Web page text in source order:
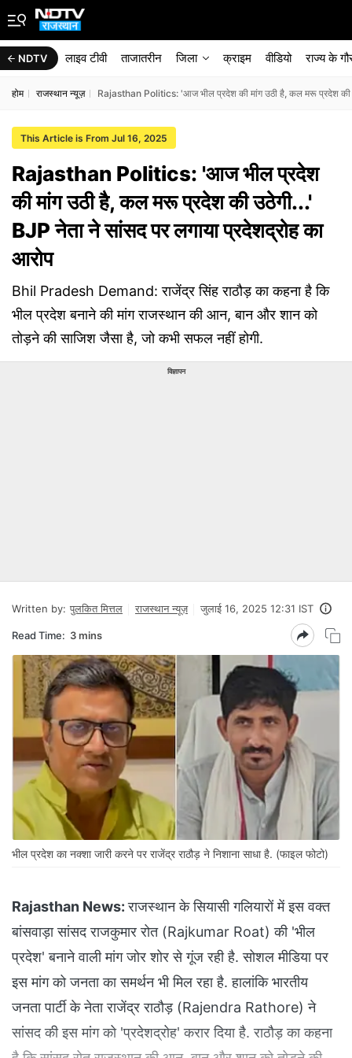
NDTV लाइव टीवी ताजातरीन जिला क्राइम वीडियो राज्‍य के
होम राजस्थान न्यूज़ Rajasthan Politics: 'आज भील प्रदेश की मांग उठी है, कल मरू प्रदेश की
This Article is From Jul 16, 2025
Rajasthan Politics: 'आज भील प्रदेश
की मांग उठी है, कल मरू प्रदेश की उठेगी...'
BJP नेता ने सांसद पर लगाया प्रदेशद्रोह का
आरोप
Bhil Pradesh Demand: राजेंद्र सिंह राठौड़ का कहना है कि
भील प्रदेश बनाने की मांग राजस्थान की आन, बान और शान को
तोड़ने की साजिश जैसा है, जो कभी सफल नहीं होगी.
विज्ञापन
Written by: पुलकित मित्तल राजस्थान न्यूज़ जुलाई 16, 2025 12:31 IST
Read Time: 3 mins
भील प्रदेश का नक्शा जारी करने पर राजेंद्र राठौड़ ने निशाना साधा है. (फाइल फोटो)
Rajasthan News:राजस्थान के सियासी गलियारों में इस वक्त
बांसवाड़ा सांसद राजकुमार रोत (Rajkumar Roat) की 'भील
प्रदेश' बनाने वाली मांग जोर शोर से गूंज रही है. सोशल मीडिया पर
इस मांग को जनता का समर्थन भी मिल रहा है. हालांकि भारतीय
जनता पार्टी के नेता राजेंद्र राठौड़ (Rajendra Rathore) ने
सांसद की इस मांग को 'प्रदेशद्रोह' करार दिया है. राठौड़ का कहना